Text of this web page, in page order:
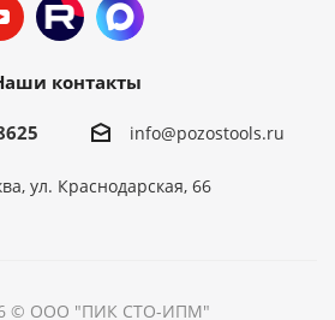
контакты
info@pozostools.ru
ул. Краснодарская, 66
© ООО "ПИК СТО-ИПМ"